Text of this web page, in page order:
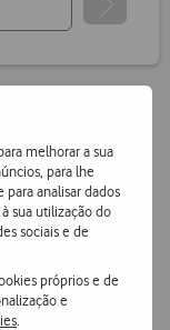
melhorar a sua
para lhe
analisar dados
sua utilização do
sociais e de
próprios e de
e
numa das